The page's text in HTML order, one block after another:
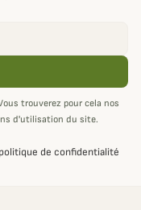
trouverez pour cela nos
d'utilisation du site.
de confidentialité